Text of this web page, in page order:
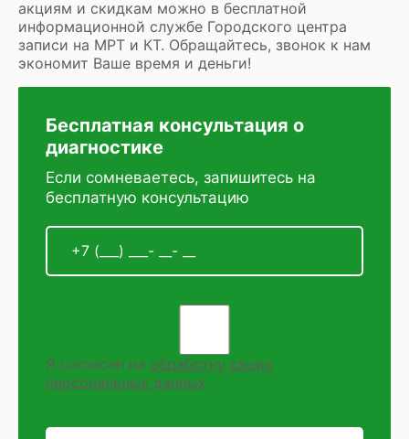
акциям и скидкам можно в бесплатной
информационной службе Городского центра
записи на МРТ и КТ. Обращайтесь, звонок к нам
экономит Ваше время и деньги!
Бесплатная консультация о
диагностике
Если сомневаетесь, запишитесь на
бесплатную консультацию
Я согласен на обработку своих
персональных данных